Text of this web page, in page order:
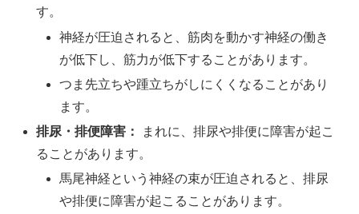
す。
神経が圧迫されると、筋肉を動かす神経の働き
が低下し、筋力が低下することがあります。
つま先立ちや踵立ちがしにくくなることがあり
ます。
排尿・排便障害：
まれに、排尿や排便に障害が起こ
ることがあります。
馬尾神経という神経の束が圧迫されると、排尿
や排便に障害が起こることがあります。